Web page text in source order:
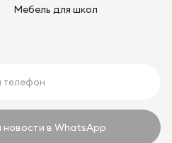
Мебель для школ
новости в WhatsApp